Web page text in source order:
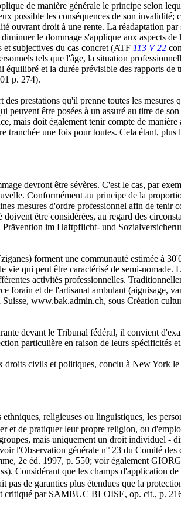
de manière générale le principe selon
possible les conséquences de son
ouvrant droit à une rente. La réadaptation
le dommage s'applique aux aspects
et subjectives du cas concret (ATF 113 V 22
tels que l'âge, la situation
et la durée prévisible des rapports de
p. 274).
prestations qu'il prenne toutes les
peuvent être posées à un assuré au titre de
mais doit également tenir compte de
tranchée une fois pour toutes. Cela étant,
devront être sévères. C'est le cas, par
Conformément au principe de la
mesures d'ordre professionnel afin de
être considérées, au regard des
im Haftpflicht- und
forment une communauté estimée à
vie qui peut être caractérisé de semi-
activités professionnelles.
forain et de l'artisanat ambulant (aiguisage,
www.bak.admin.ch, sous Création
devant le Tribunal fédéral, il convient
particulière en raison de leurs spécificités
droits civils et politiques, conclu à New York
religieuses ou linguistiques, les
et de pratiquer leur propre religion, ou
mais uniquement un droit individuel -
l'Observation générale n° 23 du
2e éd. 1997, p. 550; voir également
que les champs d'application de
pas de garanties plus étendues que la
critiqué par SAMBUC BLOISE, op. cit., p.